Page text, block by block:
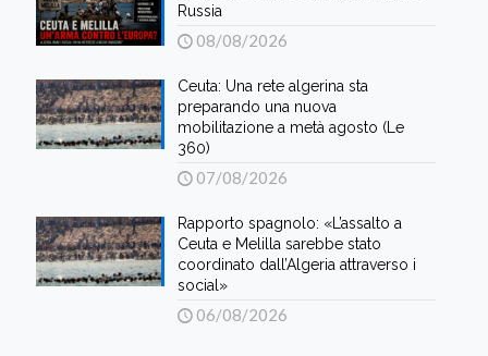
Russia
08/08/2026
Ceuta: Una rete algerina sta
preparando una nuova
mobilitazione a metà agosto (Le
360)
07/08/2026
Rapporto spagnolo: «L’assalto a
Ceuta e Melilla sarebbe stato
coordinato dall’Algeria attraverso i
social»
06/08/2026